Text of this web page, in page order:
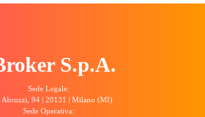
S.p.A.
Sede Legale:
Abruzzi, 94 | 20131 | Milano (MI)
Sede Operativa: